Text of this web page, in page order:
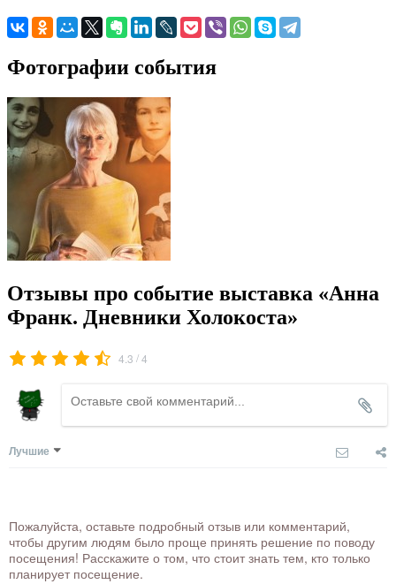
Фотографии события
Отзывы про событие выставка «Анна
Франк. Дневники Холокоста»
4.3 /4
Лучшие
Пожалуйста, оставьте подробный отзыв или комментарий,
чтобы другим людям было проще принять решение по поводу
посещения! Расскажите о том, что стоит знать тем, кто только
планирует посещение.